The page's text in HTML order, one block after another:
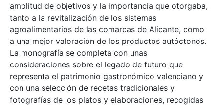
amplitud de objetivos y la importancia que otorgaba,
tanto a la revitalización de los sistemas
agroalimentarios de las comarcas de Alicante, como
a una mejor valoración de los productos autóctonos.
La monografía se completa con unas
consideraciones sobre el legado de futuro que
representa el patrimonio gastronómico valenciano y
con una selección de recetas tradicionales y
fotografías de los platos y elaboraciones, recogidas